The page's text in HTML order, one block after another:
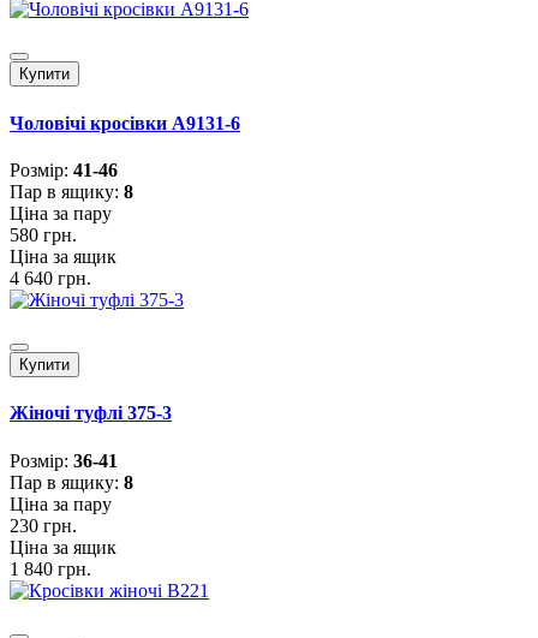
Купити
Чоловічі кросівки А9131-6
Розмiр: 41-46
Пар в ящику: 8
Ціна за пару
580 грн.
Ціна за ящик
4 640 грн.
Купити
Жіночі туфлі 375-3
Розмiр: 36-41
Пар в ящику: 8
Ціна за пару
230 грн.
Ціна за ящик
1 840 грн.